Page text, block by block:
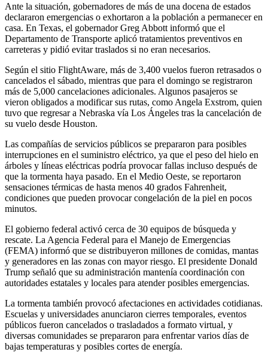
Ante la situación, gobernadores de más de una docena de estados
declararon emergencias o exhortaron a la población a permanecer en
casa. En Texas, el gobernador Greg Abbott informó que el
Departamento de Transporte aplicó tratamientos preventivos en
carreteras y pidió evitar traslados si no eran necesarios.
Según el sitio FlightAware, más de 3,400 vuelos fueron retrasados o
cancelados el sábado, mientras que para el domingo se registraron
más de 5,000 cancelaciones adicionales. Algunos pasajeros se
vieron obligados a modificar sus rutas, como Angela Exstrom, quien
tuvo que regresar a Nebraska vía Los Ángeles tras la cancelación de
su vuelo desde Houston.
Las compañías de servicios públicos se prepararon para posibles
interrupciones en el suministro eléctrico, ya que el peso del hielo en
árboles y líneas eléctricas podría provocar fallas incluso después de
que la tormenta haya pasado. En el Medio Oeste, se reportaron
sensaciones térmicas de hasta menos 40 grados Fahrenheit,
condiciones que pueden provocar congelación de la piel en pocos
minutos.
El gobierno federal activó cerca de 30 equipos de búsqueda y
rescate. La Agencia Federal para el Manejo de Emergencias
(FEMA) informó que se distribuyeron millones de comidas, mantas
y generadores en las zonas con mayor riesgo. El presidente Donald
Trump señaló que su administración mantenía coordinación con
autoridades estatales y locales para atender posibles emergencias.
La tormenta también provocó afectaciones en actividades cotidianas.
Escuelas y universidades anunciaron cierres temporales, eventos
públicos fueron cancelados o trasladados a formato virtual, y
diversas comunidades se prepararon para enfrentar varios días de
bajas temperaturas y posibles cortes de energía.